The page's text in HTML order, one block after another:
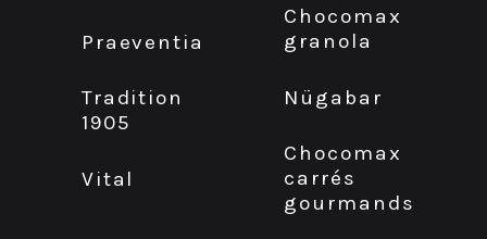
Praeventia
Tradition
1905
Vital
Chocomax
granola
Nügabar
Chocomax
carrés
gourmands